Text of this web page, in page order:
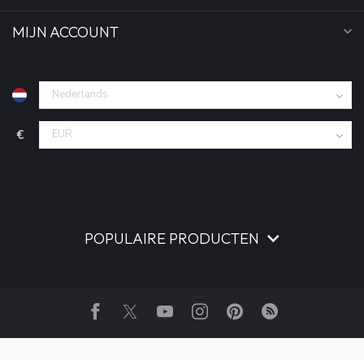
MIJN ACCOUNT
€
POPULAIRE PRODUCTEN